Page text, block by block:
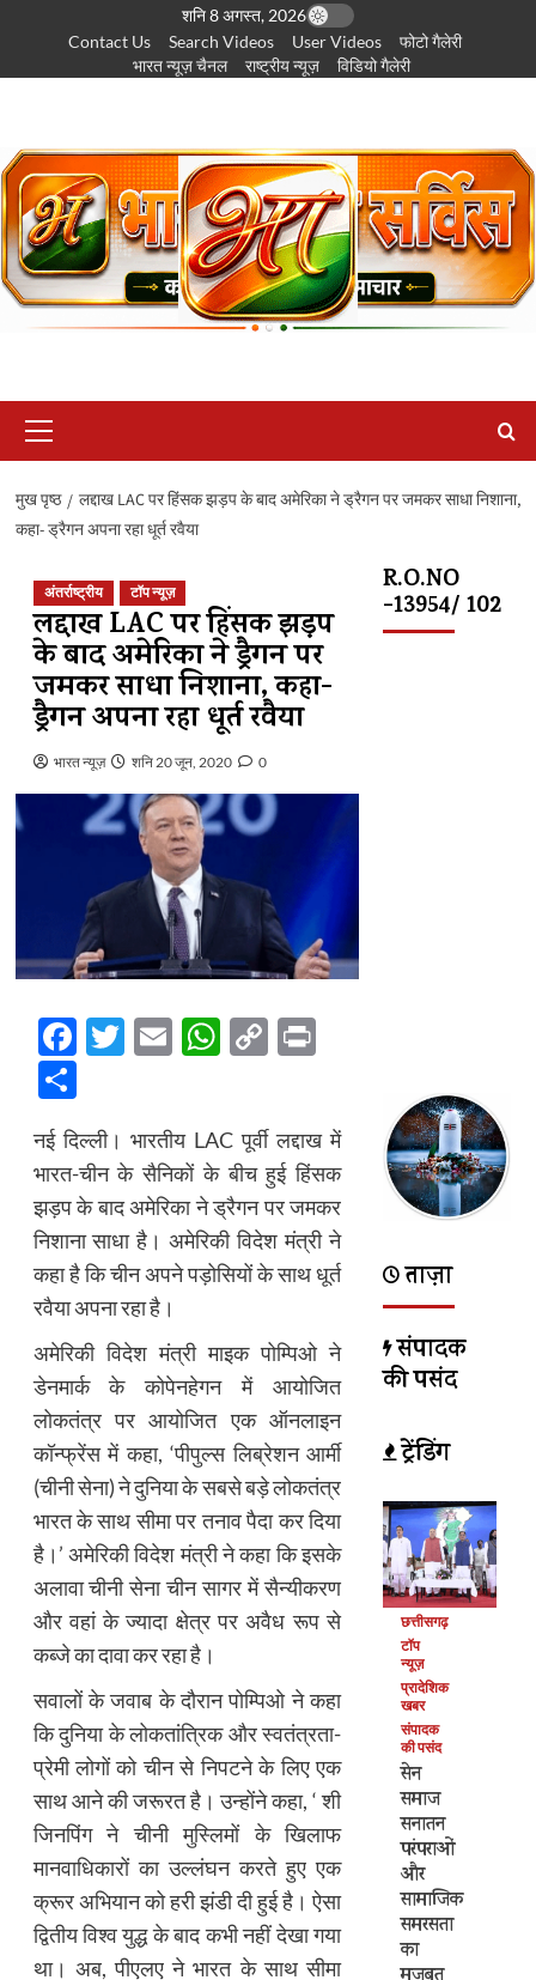
पर
शनि 8 अगस्त, 2026
Contact Us
Search Videos User Videos
फोटो गैलेरी
भारत न्यूज़ चैनल
राष्ट्रीय न्यूज़ विडियो गैलेरी
सूची
मुख पृष्ठ
लद्दाख LAC पर हिंसक झड़प के बाद अमेरिका ने ड्रैगन पर जमकर साधा निशाना,
कहा- ड्रैगन अपना रहा धूर्त रवैया
अंतर्राष्ट्रीय टॉप न्यूज़
लद्दाख LAC पर हिंसक झड़प
के बाद अमेरिका ने ड्रैगन पर
जमकर साधा निशाना, कहा-
ड्रैगन अपना रहा धूर्त रवैया
भारत न्यूज़ शनि 20 जून, 2020 0
Facebook
Twitter
EmailWhatsApp
CopyPrint
Share
नई दिल्ली। भारतीय LAC पूर्वी लद्दाख में
भारत-चीन के सैनिकों के बीच हुई हिंसक
झड़प के बाद अमेरिका ने ड्रैगन पर जमकर
निशाना साधा है। अमेरिकी विदेश मंत्री ने
कहा है कि चीन अपने पड़ोसियों के साथ धूर्त
रवैया अपना रहा है।
अमेरिकी विदेश मंत्री माइक पोम्पिओ ने
डेनमार्क के कोपेनहेगन में आयोजित
लोकतंत्र पर आयोजित एक ऑनलाइन
कॉन्फ्रेंस में कहा, ‘पीपुल्स लिब्रेशन आर्मी
(चीनी सेना) ने दुनिया के सबसे बड़े लोकतंत्र
भारत के साथ सीमा पर तनाव पैदा कर दिया
है।’ अमेरिकी विदेश मंत्री ने कहा कि इसके
अलावा चीनी सेना चीन सागर में सैन्यीकरण
और वहां के ज्यादा क्षेत्र पर अवैध रूप से
कब्जे का दावा कर रहा है।
सवालों के जवाब के दौरान पोम्पिओ ने कहा
कि दुनिया के लोकतांत्रिक और स्वतंत्रता-
प्रेमी लोगों को चीन से निपटने के लिए एक
साथ आने की जरूरत है। उन्होंने कहा, ‘ शी
जिनपिंग ने चीनी मुस्लिमों के खिलाफ
मानवाधिकारों का उल्लंघन करते हुए एक
क्रूर अभियान को हरी झंडी दी हुई है। ऐसा
द्वितीय विश्व युद्ध के बाद कभी नहीं देखा गया
था। अब, पीएलए ने भारत के साथ सीमा
R.O.NO
-13954/ 102
ताज़ा
संपादक
की पसंद
ट्रेंडिंग
छत्तीसगढ़
टॉप
न्यूज़
प्रादेशिक
खबर
संपादक
की पसंद
सेन
समाज
सनातन
परंपराओं
और
सामाजिक
समरसता
का